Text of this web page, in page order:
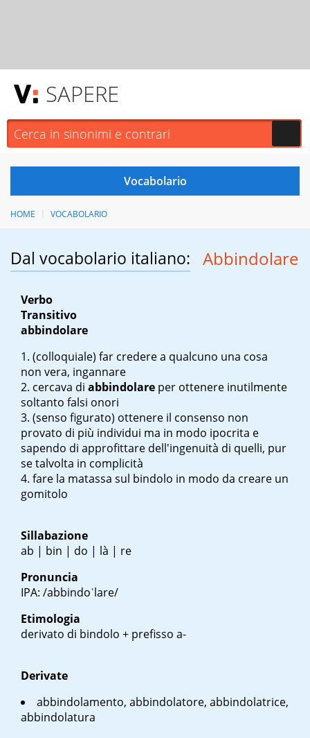
SAPERE
HOME VOCABOLARIO
Dal vocabolario italiano: Abbindolare
Verbo
Transitivo
abbindolare
(colloquiale) far credere a qualcuno una cosa
non vera, ingannare
cercava di abbindolare per ottenere inutilmente
soltanto falsi onori
(senso figurato) ottenere il consenso non
provato di più individui ma in modo ipocrita e
sapendo di approfittare dell'ingenuità di quelli, pur
se talvolta in complicità
fare la matassa sul bindolo in modo da creare un
gomitolo
Sillabazione
ab | bin | do | là | re
Pronuncia
IPA: /abbindoˈlare/
Etimologia
derivato di bindolo + prefisso a-
Derivate
abbindolamento, abbindolatore, abbindolatrice,
abbindolatura